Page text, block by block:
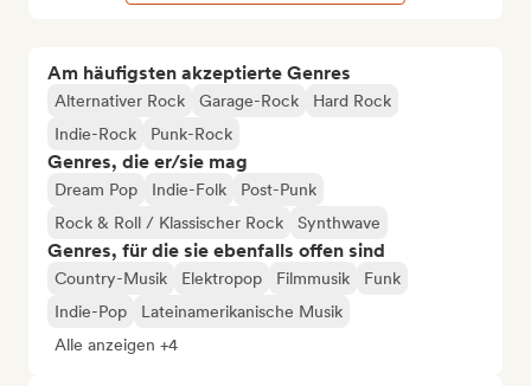
Am häufigsten akzeptierte Genres
Alternativer Rock Garage-Rock
Hard Rock
Indie-Rock
Punk-Rock
Genres, die er/sie mag
Dream Pop Indie-Folk
Post-Punk
Rock & Roll / Klassischer Rock
Synthwave
Genres, für die sie ebenfalls offen sind
Country-Musik Elektropop Filmmusik
Funk
Indie-Pop
Lateinamerikanische Musik
Alle anzeigen +4